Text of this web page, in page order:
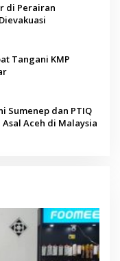
di Perairan
Tangani KMP
Sumenep dan PTIQ
Aceh di Malaysia